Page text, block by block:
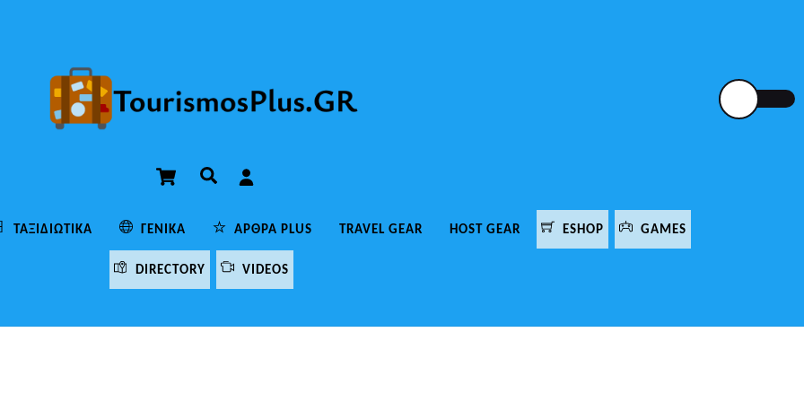
Cart Αναζήτηση
ΤΑΞΙΔΙΩΤΙΚΆ ΓΕΝΙΚΆ ΆΡΘΡΑ PLUS TRAVEL GEAR HOST GEAR ESHOP GAMES
DIRECTORY VIDEOS